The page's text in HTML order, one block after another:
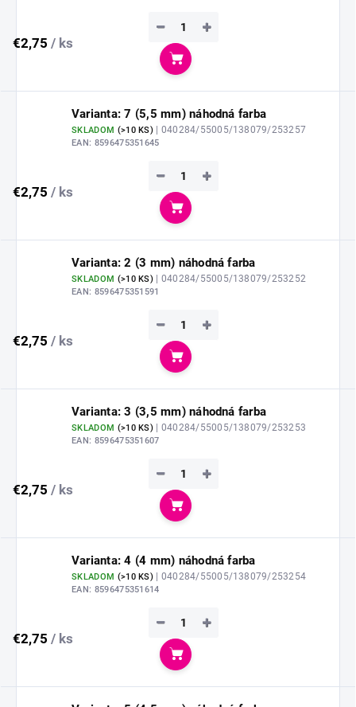
€2,75 / ks
+
−
Do košíka
Varianta: 7 (5,5 mm) náhodná farba
SKLADOM (>10 KS) | 040284/55005/138079/253257
EAN: 8596475351645
€2,75 / ks
+
−
Do košíka
Varianta: 2 (3 mm) náhodná farba
SKLADOM (>10 KS) | 040284/55005/138079/253252
EAN: 8596475351591
€2,75 / ks
+
−
Do košíka
Varianta: 3 (3,5 mm) náhodná farba
SKLADOM (>10 KS) | 040284/55005/138079/253253
EAN: 8596475351607
€2,75 / ks
+
−
Do košíka
Varianta: 4 (4 mm) náhodná farba
SKLADOM (>10 KS) | 040284/55005/138079/253254
EAN: 8596475351614
€2,75 / ks
+
−
Do košíka